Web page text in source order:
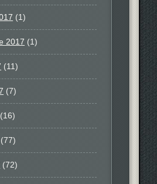
(1)
2017 (1)
(11)
(7)
(16)
(77)
(72)